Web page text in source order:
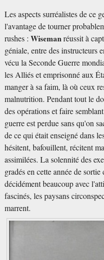
Les aspects surréalistes de ce
l'avantage de tourner
rushes : Wisemanréussit à
géniale, entre des instructeurs
vécu la Seconde Guerre
les Alliés et emprisonné aux
manger à sa faim, là où ceux
malnutrition. Pendant tout le
des opérations et faire
guerre est perdue sans qu'on
de ce qui était enseigné dans
hésitent, bafouillent, récitent
assimilées. La solennité des
gradés en cette année de sortie
décidément beaucoup avec
fascinés, les paysans
marrent.